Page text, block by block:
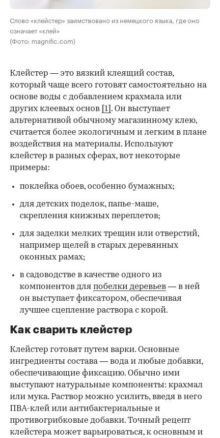
Слово «клейстер» заимствовано из немецкого языка, где оно
означает «клей»
(Фото: magnific.com)
00:00 / 00:00
Клейстер — это вязкий клеящий состав,
который чаще всего готовят самостоятельно на
основе воды с добавлением крахмала или
других клеевых основ [1] . Он выступает
альтернативой обычному магазинному клею,
считается более экологичным и легким в плане
воздействия на материалы. Используют
клейстер в разных сферах, вот некоторые
примеры:
поклейка обоев, особенно бумажных;
для детских поделок, папье-маше,
скрепления книжных переплетов;
для заделки мелких трещин или отверстий,
например щелей в старых деревянных
оконных рамах;
в садоводстве в качестве одного из
компонентов для побелки деревьев — в ней
он выступает фиксатором, обеспечивая
лучшее сцепление раствора с корой.
Как сварить клейстер
Клейстер готовят путем варки. Основные
ингредиенты состава — вода и любые добавки,
обеспечивающие фиксацию. Обычно ими
выступают натуральные компоненты: крахмал
или мука. Раствор можно усилить, введя в него
ПВА-клей или антибактериальные и
противогрибковые добавки. Точный рецепт
клейстера может варьироваться, к основным и